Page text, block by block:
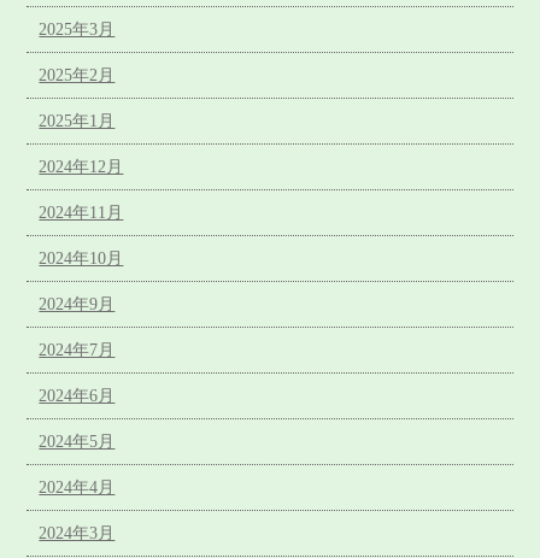
2025年3月
2025年2月
2025年1月
2024年12月
2024年11月
2024年10月
2024年9月
2024年7月
2024年6月
2024年5月
2024年4月
2024年3月